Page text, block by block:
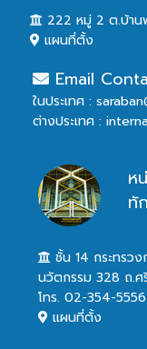
222 หมู่ 2 ต.บ้าน
แผนที่ตั้ง
Email
ในประเทศ :
ต่างประเทศ :
ห
ทั
ชั้น 14 กระทรว
นวัตกรรม 328 ถ.ศ
โทร. 02-354-5556
แผนที่ตั้ง